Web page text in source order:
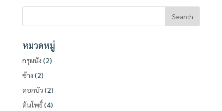
หมวดหมู่
กรุผนัง (2)
ช้าง (2)
ดอกบัว (2)
ต้นโพธิ์(4)